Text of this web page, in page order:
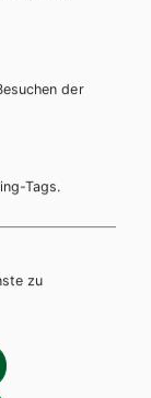
der
Tags.
zu